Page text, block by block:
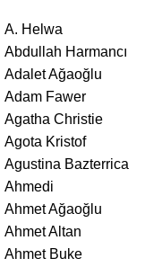
A. Helwa
Abdullah Harmancı
Adalet Ağaoğlu
Adam Fawer
Agatha Christie
Agota Kristof
Agustina Bazterrica
Ahmedi
Ahmet Ağaoğlu
Ahmet Altan
Ahmet Buke